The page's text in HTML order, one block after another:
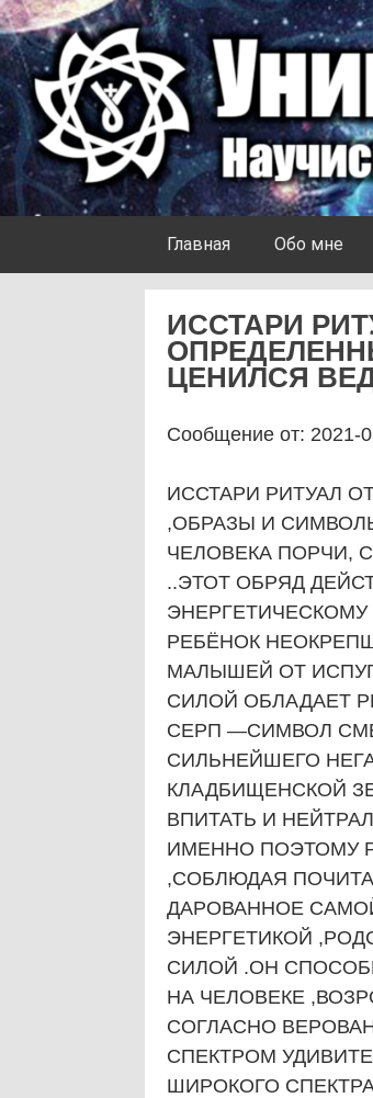
Университет Ноосферы
Главная Обо мне
ИССТАРИ
ЦЕНИЛСЯ
Сообщение от: 2021-
ИССТАРИ РИТУАЛ
,ОБРАЗЫ И
ЧЕЛОВЕКА ПОРЧИ,
..ЭТОТ ОБРЯД
РЕБЁНОК
МАЛЫШЕЙ ОТ
СИЛОЙ ОБЛАДАЕТ
СЕРП —СИМВОЛ
СИЛЬНЕЙШЕГО
КЛАДБИЩЕНСКОЙ
ВПИТАТЬ И
ИМЕННО ПОЭТОМУ
,СОБЛЮДАЯ
ДАРОВАННОЕ
ЭНЕРГЕТИКОЙ
СИЛОЙ .ОН
НА ЧЕЛОВЕКЕ
СОГЛАСНО
СПЕКТРОМ
ШИРОКОГО